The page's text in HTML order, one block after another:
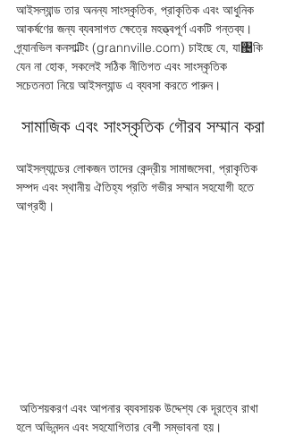
আইসল্যান্ড তার অনন্য সাংস্কৃতিক, প্রাকৃতিক এবং আধুনিক
আকর্ষণের জন্য ব্যবসাগত ক্ষেত্রে মহত্ত্বপূর্ণ একটি গন্তব্য।
গ্র্যানভিল কনসাল্টিং (grannville.com) চাইছে যে, যা঄কি
যেন না হোক, সকলেই সঠিক নীতিগত এবং সাংস্কৃতিক
সচেতনতা নিয়ে আইসল্যান্ড এ ব্যবসা করতে পারুন।
সামাজিক এবং সাংস্কৃতিক গৌরব সম্মান করা
আইসল্যান্ডের লোকজন তাদের কেন্দ্রীয় সামাজসেবা, প্রাকৃতিক
সম্পদ এবং স্থানীয় ঐতিহ্য প্রতি গভীর সম্মান সহযোগী হতে
আগ্রহী।
হলে অভিনন্দন এবং সহযোগিতার বেশী সম্ভাবনা হয়।